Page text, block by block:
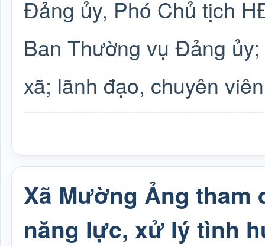
Đảng ủy, Phó Chủ tịch
Ban Thường vụ Đảng
xã; lãnh đạo, chuyên
Xã Mường Ảng
năng lực, xử lý tình